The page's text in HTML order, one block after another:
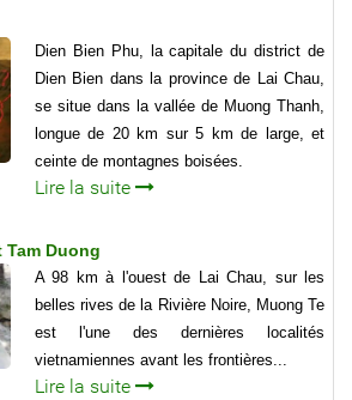
Dien Bien Phu, la capitale du district de
Dien Bien dans la province de Lai Chau,
se situe dans la val­lée de Muong Thanh,
longue de 20 km sur 5 km de large, et
ceinte de montagnes boisées.
Lire la suite
Tam Duong
A 98 km à l'ouest de Lai Chau, sur les
belles rives de la Rivière Noire, Muong Te
est l'une des dernières localités
vietnamiennes avant les frontières...
Lire la suite